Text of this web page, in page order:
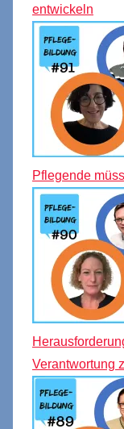
entwickeln
Pflegende
Verantwortung